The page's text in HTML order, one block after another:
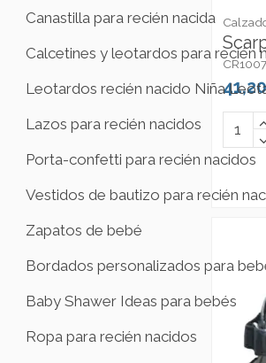
Canastilla para recién nacida
Calcetines y leotardos para recién
Leotardos recién nacido Niña
Lazos para recién nacidos
Porta-confetti para recién nacidos
Vestidos de bautizo para recién
Zapatos de bebé
Bordados personalizados para
Baby Shawer Ideas para bebés
Ropa para recién nacidos